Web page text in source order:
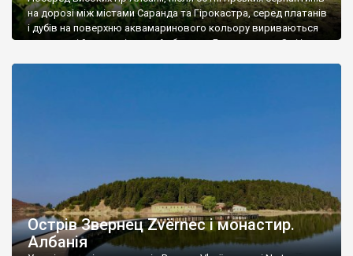
на дорозі між містами Саранда та Гірокастра, серед платанів
і дубів на поверхню аквамаринового кольору вириваються
темно-сині й холодні води. Албанське Блакитне око Syri i
Острів Звернец Zvërnec і монастир.
Албанія